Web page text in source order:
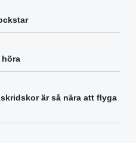
höra
är så nära att flyga